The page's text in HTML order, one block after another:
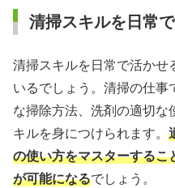
清掃スキルを日常
清掃スキルを日常で活かせ
いるでしょう。清掃の仕事
な掃除方法、洗剤の適切な
キルを身につけられます。
の使い方をマスターするこ
が可能になるでしょう。